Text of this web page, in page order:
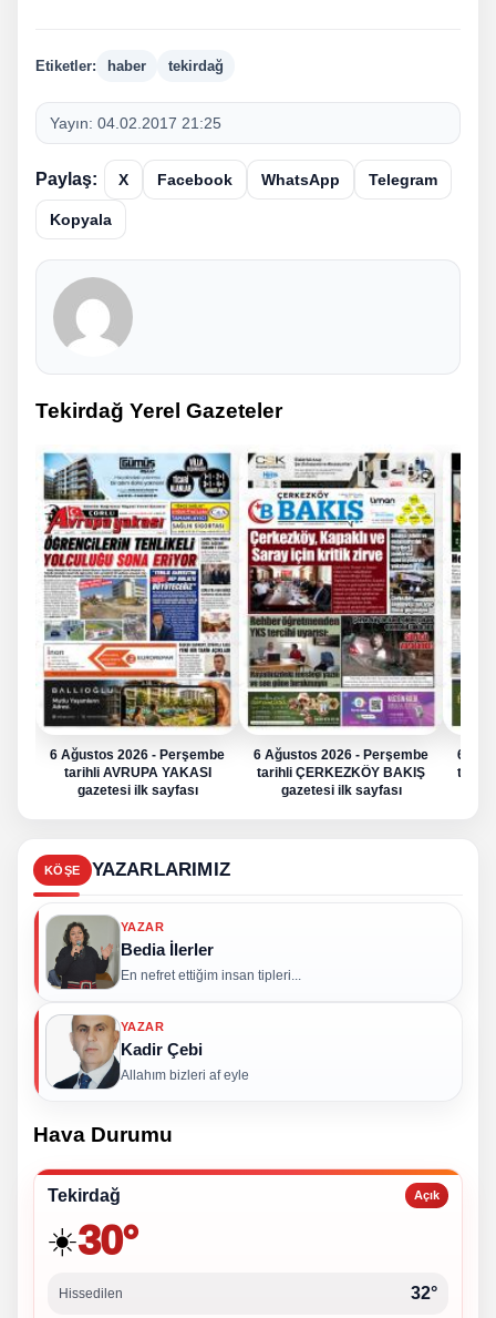
Etiketler: haber tekirdağ
Yayın: 04.02.2017 21:25
Paylaş: X Facebook WhatsApp Telegram
Kopyala
Tekirdağ Yerel Gazeteler
6 Ağustos 2026 - Perşembe
tarihli AVRUPA YAKASI
gazetesi ilk sayfası
6 Ağustos 2026 - Perşembe
tarihli ÇERKEZKÖY BAKIŞ
gazetesi ilk sayfası
6
tarihli
KÖŞE YAZARLARIMIZ
YAZAR
Bedia İlerler
En nefret ettiğim insan tipleri...
YAZAR
Kadir Çebi
Allahım bizleri af eyle
Hava Durumu
Tekirdağ Açık
☀️30°
Hissedilen 32°